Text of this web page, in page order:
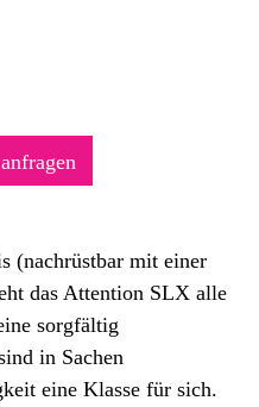
(nachrüstbar mit einer
das Attention SLX alle
sorgfältig
in Sachen
eine Klasse für sich.